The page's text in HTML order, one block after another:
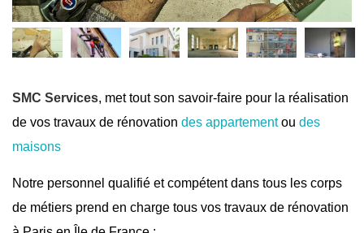
SMC Services, met tout son savoir-faire pour la réalisation
de vos travaux de rénovation des appartementou des
maisons
Notre personnel qualifié et compétent dans tous les corps
de métiers prend en charge tous vos travaux de rénovation